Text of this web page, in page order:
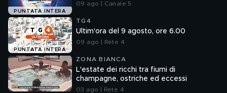
PUNTATA INTERA
09 ago | Canale 5
PUNTATA INTERA
TG4
Ultim'ora del 9 agosto, ore 6.00
09 ago | Rete 4
ZONA BIANCA
L'estate dei ricchi tra fiumi di
champagne, ostriche ed eccessi
03 ago | Rete 4